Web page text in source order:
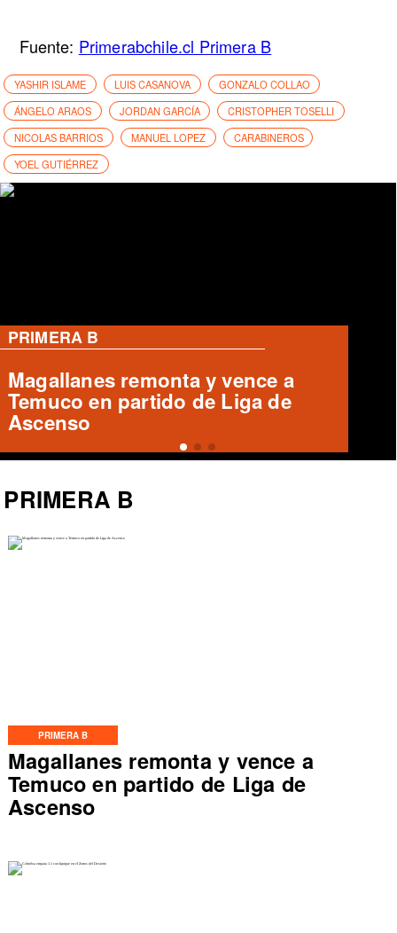
Fuente: Primerabchile.cl Primera B
YASHIR ISLAME LUIS CASANOVA
GONZALO COLLAO
ÁNGELO ARAOS
JORDAN GARCÍA
CRISTOPHER TOSELLI
NICOLAS BARRIOS
MANUEL LOPEZ
CARABINEROS
YOEL GUTIÉRREZ
PRIMERA B
Magallanes remonta y vence a
Temuco en partido de Liga de
Ascenso
PRIMERA B
Cobreloa empata 1-1 con Iquique
en el Zorros del Desierto
PRIMERA B